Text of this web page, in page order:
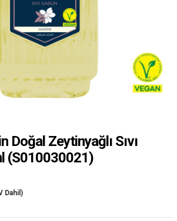
Doğal Zeytinyağlı Sıvı
(S010030021)
Dahil)